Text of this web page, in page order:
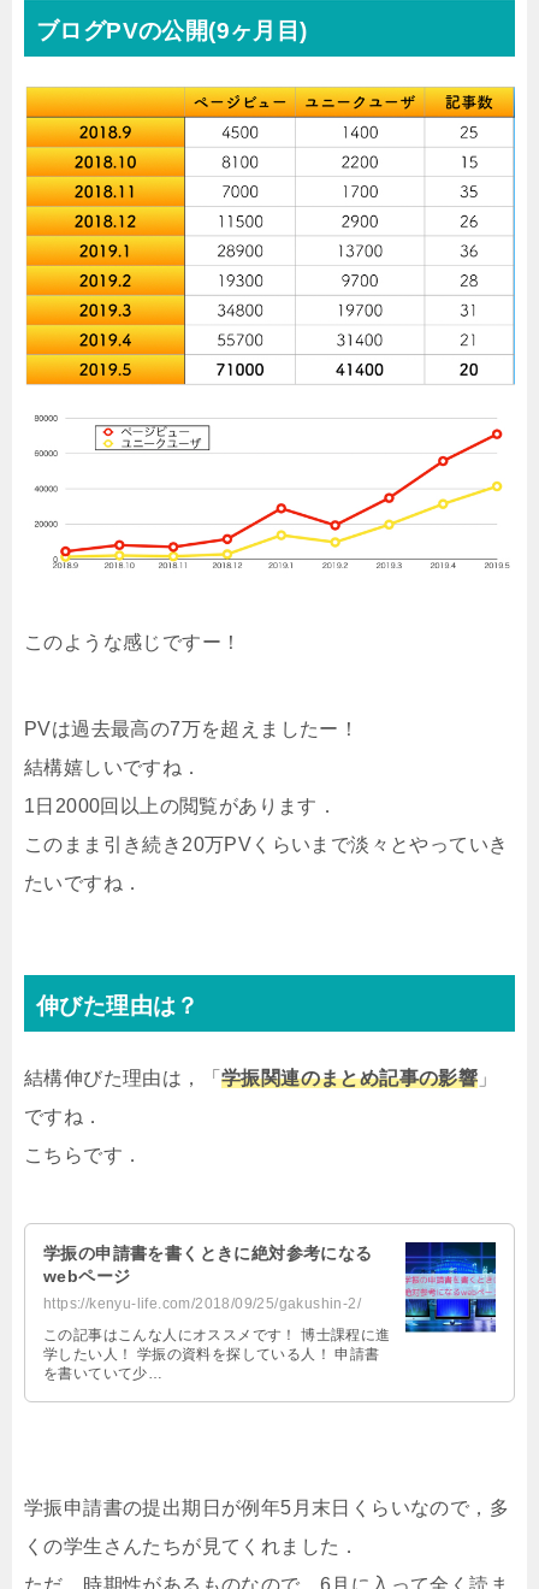
ブログPVの公開(9ヶ月目)
このような感じですー！
PVは過去最高の7万を超えましたー！
結構嬉しいですね．
1日2000回以上の閲覧があります．
このまま引き続き20万PVくらいまで淡々とやっていき
たいですね．
伸びた理由は？
結構伸びた理由は，「 学振関連のまとめ記事の影響 」
ですね．
こちらです．
学振の申請書を書くときに絶対参考になる
webページ
https://kenyu-life.com/2018/09/25/gakushin-2/
この記事はこんな人にオススメです！ 博士課程に進
学したい人！ 学振の資料を探している人！ 申請書
を書いていて少…
学振申請書の提出期日が例年5月末日くらいなので，多
くの学生さんたちが見てくれました．
ただ，時期性があるものなので，6月に入って全く読ま